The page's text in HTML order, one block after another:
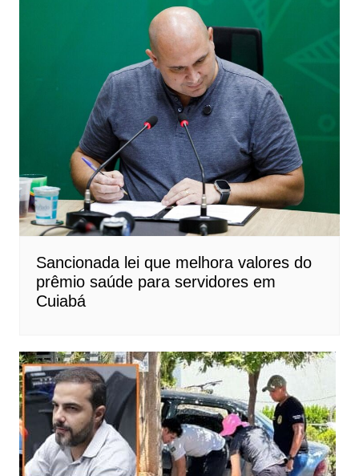
Sancionada lei que melhora valores do
prêmio saúde para servidores em
Cuiabá